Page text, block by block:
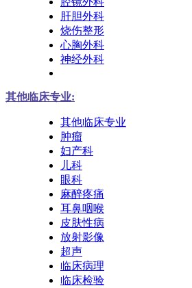
肝胆外科
烧伤整形
心胸外科
神经外科
其他临床专业:
其他临床专业
肿瘤
妇产科
儿科
眼科
麻醉疼痛
耳鼻咽喉
皮肤性病
放射影像
超声
临床病理
临床检验